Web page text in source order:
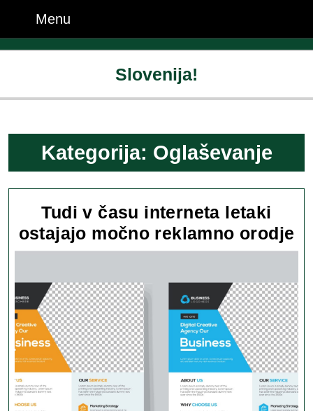
content
Menu
Slovenija!
Kategorija: Oglaševanje
Tudi v času interneta letaki
ostajajo močno reklamno orodje
v